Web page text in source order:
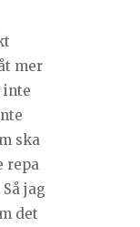
mer
inte
ska
repa
jag
det